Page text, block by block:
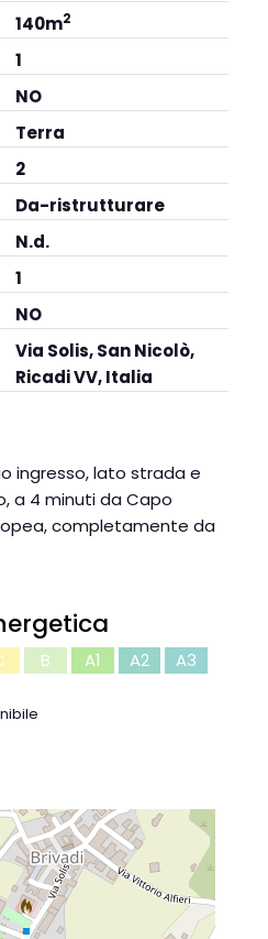
140m2
1
NO
Terra
2
Da-ristrutturare
N.d.
1
NO
Via Solis, San Nicolò,
Ricadi VV, Italia
ingresso, lato strada e
a 4 minuti da Capo
completamente da
B A1 A2
A3